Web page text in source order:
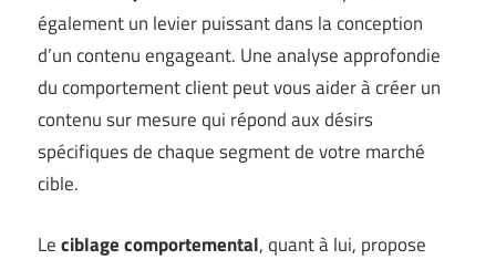
également un levier puissant dans la conception
d’un contenu engageant. Une analyse approfondie
du comportement client peut vous aider à créer un
contenu sur mesure qui répond aux désirs
spécifiques de chaque segment de votre marché
cible.
Leciblage comportemental, quant à lui, propose